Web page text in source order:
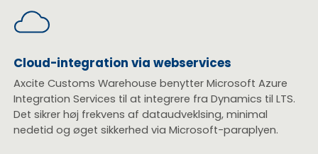
Cloud-integration via webservices
Axcite Customs Warehouse benytter Microsoft Azure
Integration Services til at integrere fra Dynamics til LTS.
Det sikrer høj frekvens af dataudveklsing, minimal
nedetid og øget sikkerhed via Microsoft-paraplyen.